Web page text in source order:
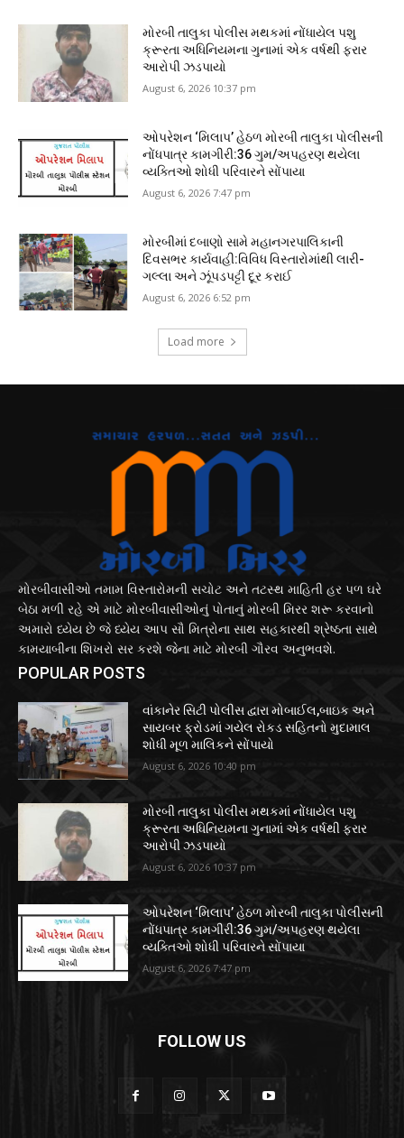
મોરબી તાલુકા પોલીસ મથકમાં નોંધાયેલ પશુ
ક્રૂરતા અધિનિયમના ગુનામાં એક વર્ષથી ફરાર
આરોપી ઝડપાયો
August 6, 2026 10:37 pm
ઓપરેશન ‘મિલાપ’ હેઠળ મોરબી તાલુકા પોલીસની
નોંધપાત્ર કામગીરી:36 ગુમ/અપહરણ થયેલા
વ્યક્તિઓ શોધી પરિવારને સોંપાયા
August 6, 2026 7:47 pm
મોરબીમાં દબાણો સામે મહાનગરપાલિકાની
દિવસભર કાર્યવાહી:વિવિધ વિસ્તારોમાંથી લારી-
ગલ્લા અને ઝૂંપડપટ્ટી દૂર કરાઈ
August 6, 2026 6:52 pm
Load more
મોરબીવાસીઓ તમામ વિસ્તારોમની સચોટ અને તટસ્થ માહિતી હર પળ ઘરે
બેઠા મળી રહે એ માટે મોરબીવાસીઓનું પોતાનું મોરબી મિરર શરૂ કરવાનો
અમારો ધ્યેય છે જે ધ્યેય આપ સૌ મિત્રોના સાથ સહકારથી શ્રેષ્ઠતા સાથે
કામયાબીના શિખરો સર કરશે જેના માટે મોરબી ગૌરવ અનુભવશે.
POPULAR POSTS
વાંકાનેર સિટી પોલીસ દ્વારા મોબાઈલ,બાઇક અને
સાયબર ફ્રોડમાં ગયેલ રોકડ સહિતનો મુદામાલ
શોધી મૂળ માલિકને સોંપાયો
August 6, 2026 10:40 pm
મોરબી તાલુકા પોલીસ મથકમાં નોંધાયેલ પશુ
ક્રૂરતા અધિનિયમના ગુનામાં એક વર્ષથી ફરાર
આરોપી ઝડપાયો
August 6, 2026 10:37 pm
ઓપરેશન ‘મિલાપ’ હેઠળ મોરબી તાલુકા પોલીસની
નોંધપાત્ર કામગીરી:36 ગુમ/અપહરણ થયેલા
વ્યક્તિઓ શોધી પરિવારને સોંપાયા
August 6, 2026 7:47 pm
FOLLOW US